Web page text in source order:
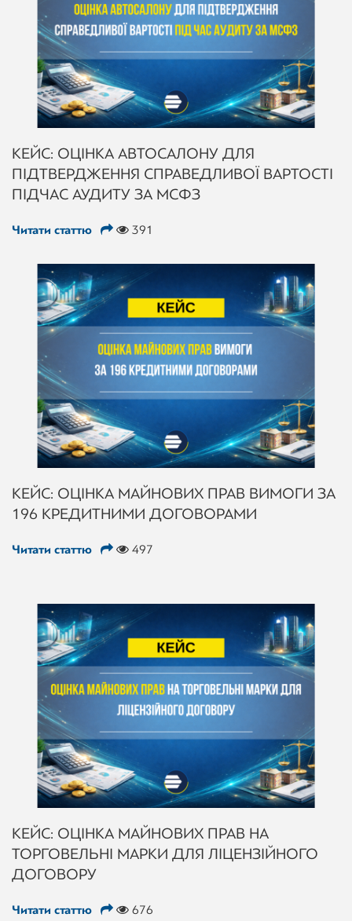
КЕЙС: ОЦІНКА АВТОСАЛОНУ ДЛЯ
ПІДТВЕРДЖЕННЯ СПРАВЕДЛИВОЇ ВАРТОСТІ
ПІД ЧАС АУДИТУ ЗА МСФЗ
Читати статтю 391
КЕЙС: ОЦІНКА МАЙНОВИХ ПРАВ ВИМОГИ ЗА
196 КРЕДИТНИМИ ДОГОВОРАМИ
Читати статтю 497
КЕЙС: ОЦІНКА МАЙНОВИХ ПРАВ НА
ТОРГОВЕЛЬНІ МАРКИ ДЛЯ ЛІЦЕНЗІЙНОГО
ДОГОВОРУ
Читати статтю 676